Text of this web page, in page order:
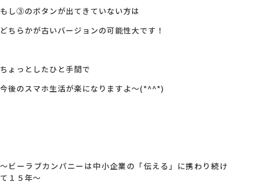
もし③のボタンが出てきていない方は
どちらかが古いバージョンの可能性大です！
ちょっとしたひと手間で
今後のスマホ生活が楽になりますよ～(*^^*)
～ビーラブカンパニーは中小企業の「伝える」に携わり続け
て１５年～